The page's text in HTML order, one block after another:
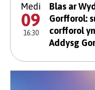
Medi
09
16:30
Blas ar
Gorfforol:
corfforol
Addysg